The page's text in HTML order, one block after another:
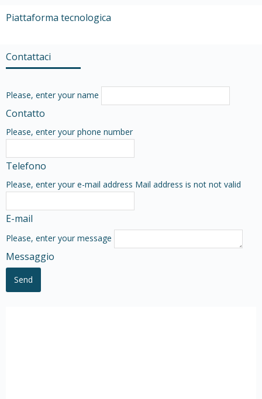
Piattaforma tecnologica
Contattaci
Please, enter your name
Contatto
Please, enter your phone number
Telefono
Please, enter your e-mail address Mail address is not not valid
E-mail
Please, enter your message
Messaggio